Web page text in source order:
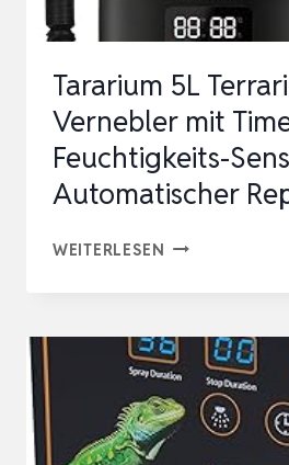
Tararium 5L
Vernebler mit
Feuchtigkeits-
Automatischer
WEITERLESEN TARARIUM
VERNEBLER
MIT
TIMER
&